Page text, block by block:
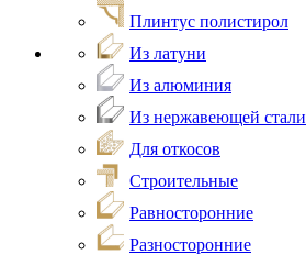
Плинтус полистирол
Из латуни
Из алюминия
Из нержавеющей стали
Для откосов
Строительные
Равносторонние
Разносторонние